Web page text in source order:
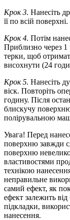
Крок 3. Нанесіть
її по всій
Крок 4. Потім
Приблизно через 1
терки, щоб
висохнути (24
Крок 5. Нанесіть
віск. Повторіть
годину. Після
блискучу
полірувальною
Увага! Перед
поверхню завжди
поверхню
властивостями
технікою
неправильне
самий ефект, як
ефект залежить
підкладки,
нанесення.